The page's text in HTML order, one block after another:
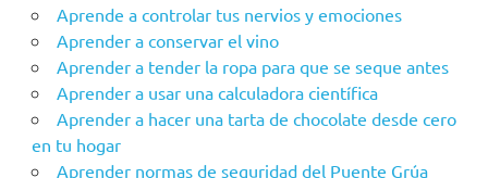
Aprende a controlar tus nervios y emociones
Aprender a conservar el vino
Aprender a tender la ropa para que se seque antes
Aprender a usar una calculadora científica
Aprender a hacer una tarta de chocolate desde cero
en tu hogar
Aprender‌ ‌‌normas‌ ‌de‌ ‌seguridad‌ ‌del‌ ‌Puente‌ ‌Grúa‌ ‌